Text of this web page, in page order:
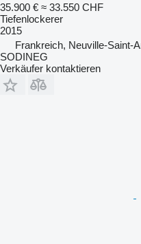
35.900 € ≈ 33.550 CHF
Tiefenlockerer
2015
Frankreich, Neuville-Saint-
SODINEG
Verkäufer kontaktieren